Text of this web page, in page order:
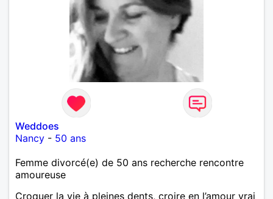
Weddoes
Nancy - 50 ans
Femme divorcé(e) de 50 ans recherche rencontre
amoureuse
Croquer la vie à pleines dents, croire en l’amour vrai